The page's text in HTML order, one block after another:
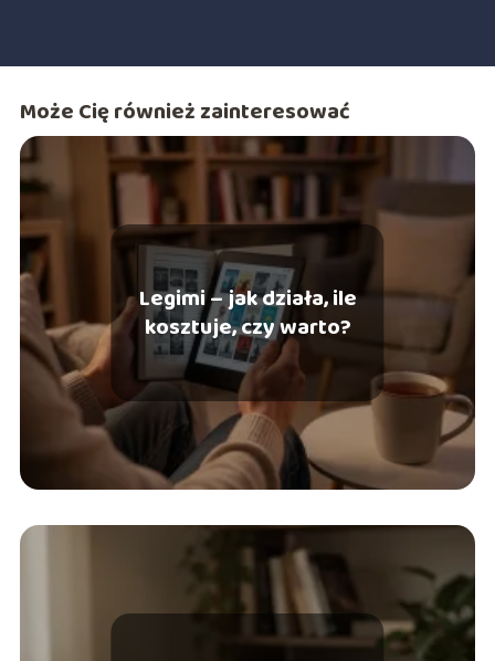
Może Cię również zainteresować
Legimi – jak działa, ile
kosztuje, czy warto?